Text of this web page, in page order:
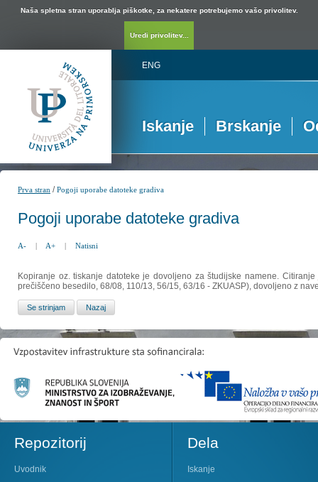
Naša spletna stran uporablja piškotke, za nekatere potrebujemo vašo privolitev.
Uredi privolitev...
ENG
Iskanje Brskanje
Prva stran /Pogoji uporabe datoteke gradiva
Pogoji uporabe datoteke gradiva
A- | A+ | Natisni
Kopiranje oz. tiskanje datoteke je dovoljeno za študijske namene.
prečiščeno besedilo, 68/08, 110/13, 56/15, 63/16 - ZKUASP), dovoljeno z
Repozitorij
Uvodnik
Dela
Iskanje